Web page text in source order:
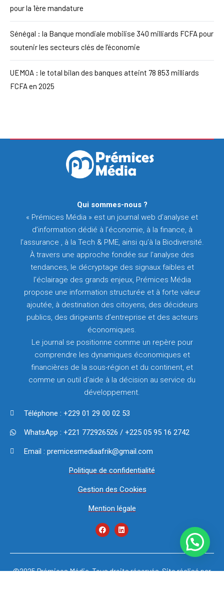
pour la 1ère mandature
Sénégal : la Banque mondiale mobilise 340 milliards FCFA pour
soutenir les secteurs clés de l’économie
UEMOA : le total bilan des banques atteint 78 853 milliards
FCFA en 2025
Qui sommes-nous ?
« Prémices Média » est un journal web d’analyse et
d’information dédié à l’économie, à la finance, à
l’assurance , à la Tech & PME, ainsi qu’à la Biodiversité.
À travers une approche fondée sur l’analyse des
tendances, le décryptage des signaux faibles et
l’éclairage des grands enjeux, Prémices Média
propose une information structurée et à forte valeur
ajoutée, à destination des citoyens, des décideurs
publics, des dirigeants d’entreprise et des acteurs
économiques.
Le journal se positionne comme un repère pour
comprendre les dynamiques économiques et
financières de la sous-région et du continent, et
comme un outil d’aide à la décision au service du
développement.
Téléphone : +229 01 29 00 02 53
WhatsApp : +221 772926526 / +225 05 95 16 2742
Email : premicesmediaafrik@gmail.com
Politique de confidentialité
Gestion des Cookies
Mention légale
©2025 Prémices Média. Tous droits réservés. Site réalisé par